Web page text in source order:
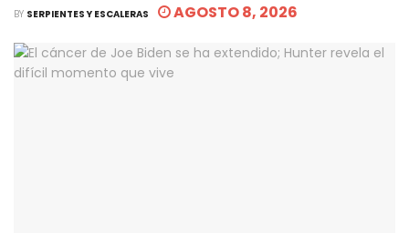
BY SERPIENTES Y ESCALERAS AGOSTO 8, 2026